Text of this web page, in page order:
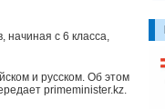
начиная с 6 класса,
и русском. Об этом
primeminister.kz.